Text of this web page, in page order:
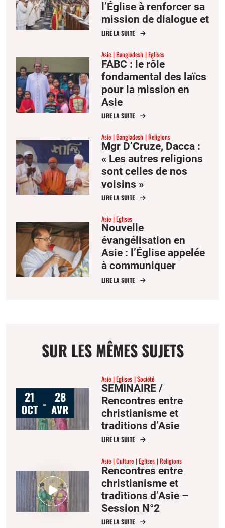
l’Église à renforcer sa
mission de dialogue et
de réconciliation
LIRE LA SUITE
Asie Bangladesh Eglises
FABC : le rôle
fondamental des laïcs
pour la mission en
Asie
LIRE LA SUITE
Asie Bangladesh Religions
Mgr D’Cruze, Dacca :
« Les autres religions
sont celles de nos
voisins »
LIRE LA SUITE
Asie Eglises
Nouvelle
évangélisation en
Asie : l’Église appelée
à communiquer
l’espérance
LIRE LA SUITE
SUR LES MÊMES SUJETS
21
OCT - 28
AVR
Asie Eglises Société
SEMINAIRE /
Rencontres entre
christianisme et
traditions d’Asie
LIRE LA SUITE
Asie Culture Eglises Religions
Rencontres entre
christianisme et
traditions d’Asie –
Session N°2
LIRE LA SUITE